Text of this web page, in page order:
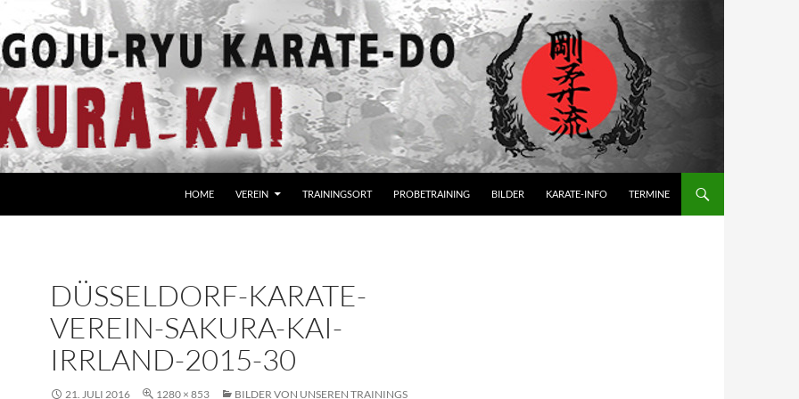
HOME VEREIN TRAININGSORT PROBETRAINING BILDER KARATE-INFO TERMINE
DÜSSELDORF-KARATE-
VEREIN-SAKURA-KAI-
IRRLAND-2015-30
21. JULI 2016 1280 × 853 BILDER VON UNSEREN TRAININGS